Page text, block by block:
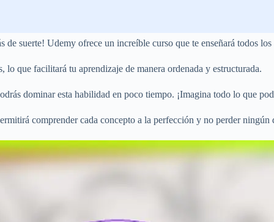
de suerte! Udemy ofrece un increíble curso que te enseñará todos
que facilitará tu aprendizaje de manera ordenada y estructurada.
dominar esta habilidad en poco tiempo. ¡Imagina todo lo que
comprender cada concepto a la perfección y no perder ningún